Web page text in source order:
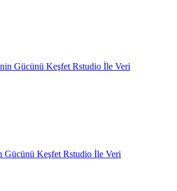
Gücünü Keşfet Rstudio İle Veri